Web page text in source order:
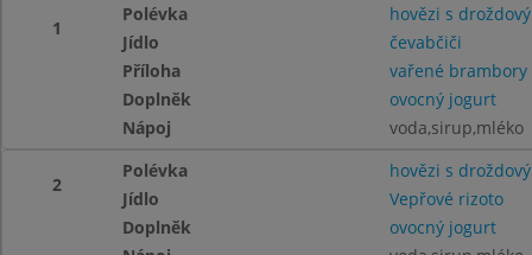
1
Polévka
hovězi s
Jídlo
čevabčiči
Příloha
vařené brambory
Doplněk
ovocný jogurt
Nápoj
voda,sirup,mléko
2
Polévka
hovězi s
Jídlo
Vepřové rizoto
Doplněk
ovocný jogurt